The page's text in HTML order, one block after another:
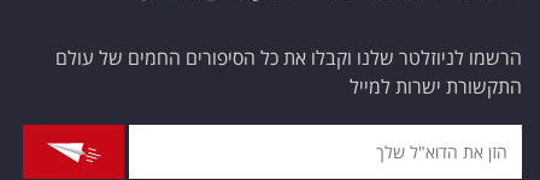
הרשמו לניוזלטר שלנו וקבלו את כל הסיפורים החמים של עולם
התקשורת ישרות למייל